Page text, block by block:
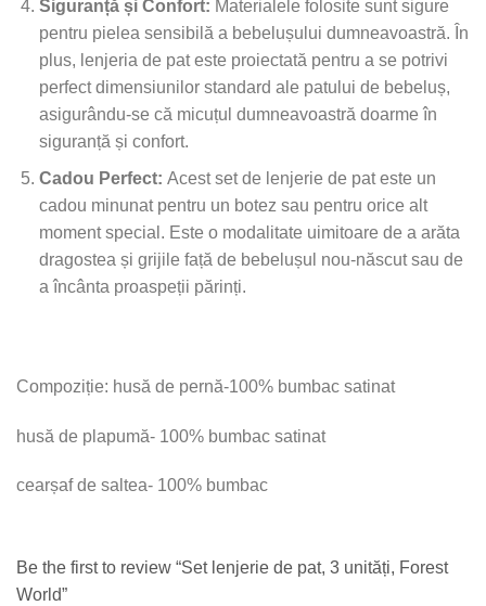
Siguranță și Confort: Materialele folosite sunt sigure
pentru pielea sensibilă a bebelușului dumneavoastră. În
plus, lenjeria de pat este proiectată pentru a se potrivi
perfect dimensiunilor standard ale patului de bebeluș,
asigurându-se că micuțul dumneavoastră doarme în
siguranță și confort.
Cadou Perfect: Acest set de lenjerie de pat este un
cadou minunat pentru un botez sau pentru orice alt
moment special. Este o modalitate uimitoare de a arăta
dragostea și grijile față de bebelușul nou-născut sau de
a încânta proaspeții părinți.
Compoziție: husă de pernă-100% bumbac satinat
husă de plapumă- 100% bumbac satinat
cearșaf de saltea- 100% bumbac
Be the first to review “Set lenjerie de pat, 3 unități, Forest
World”